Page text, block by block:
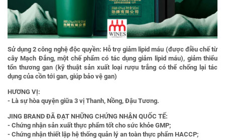
Sử dụng 2 công nghệ độc quyền: Hỗ trợ giảm lipid máu (được điều chế từ
cây Mạch Đắng, một chế phẩm có tác dụng giảm lipid máu), giảm thiểu
tổn thương gan (kỹ thuật sản xuất loại rượu trắng có thể chống lại tác
dụng của cồn tới gan, giúp bảo vệ gan)
HƯƠNG VỊ:
- Là sự hòa quyện giữa 3 vị Thanh, Nồng, Đậu Tương.
JING BRAND ĐÃ ĐẠT NHỮNG CHỨNG NHẬN QUỐC TẾ:
- Chứng nhận sản xuất thực phẩm tốt cho sức khỏe GMP;
- Chứng nhận thiết lập hệ thống quản lý an toàn thực phẩm HACCP;